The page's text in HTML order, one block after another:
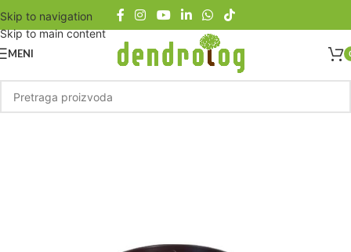
Skip to navigation
Skip to main content
MENI